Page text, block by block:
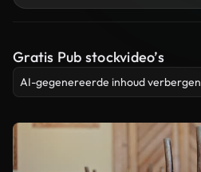
Gratis Pub stockvideo’s
AI-gegenereerde inhoud verbergen